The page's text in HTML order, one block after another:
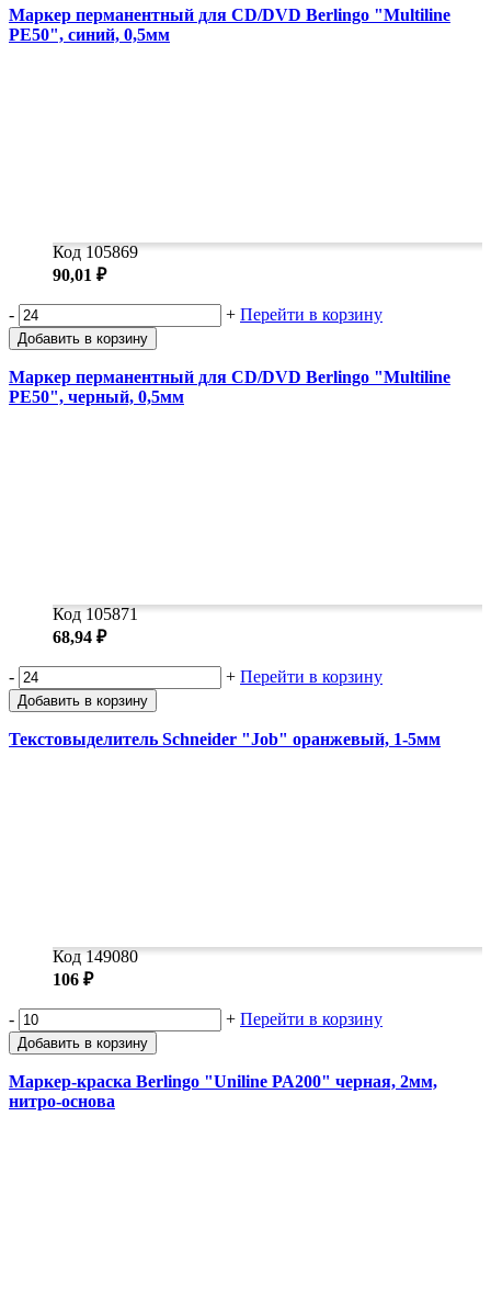
Маркер перманентный для CD/DVD Berlingo "Multiline
PE50", синий, 0,5мм
Код 105869
90,01 ₽
- + Перейти в корзину
Добавить в корзину
Маркер перманентный для CD/DVD Berlingo "Multiline
PE50", черный, 0,5мм
Код 105871
68,94 ₽
- + Перейти в корзину
Добавить в корзину
Текстовыделитель Schneider "Job" оранжевый, 1-5мм
Код 149080
106 ₽
- + Перейти в корзину
Добавить в корзину
Маркер-краска Berlingo "Uniline PA200" черная, 2мм,
нитро-основа